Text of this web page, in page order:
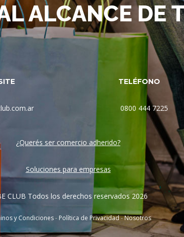
ALCANCE DE
TELÉFONO
0800 444 7225
¿Querés ser comercio adherido?
Soluciones para empresas
CLUB Todos los derechos reservados 2026
y Condiciones- Política de Privacidad-Nosotros